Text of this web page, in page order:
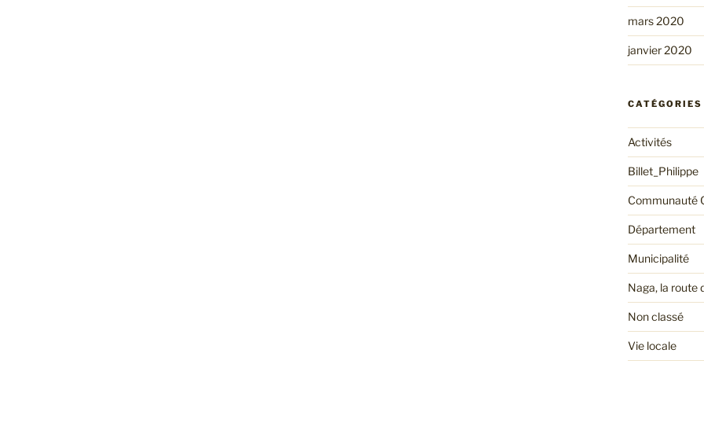
mars 2020
janvier 2020
CATÉGORIES
Activités
Billet_Philippe
Communauté
Département
Municipalité
Naga, la route
Non classé
Vie locale